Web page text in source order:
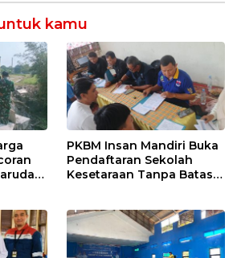
kamu
PKBM Insan Mandiri Buka
Pendaftaran Sekolah
Kesetaraan Tanpa Batas